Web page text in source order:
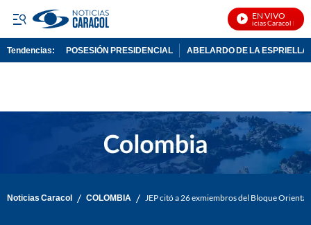
EN VIVO
Noticias Caracol En
Tendencias: POSESIÓN PRESIDENCIAL ABELARDO DE LA ESPRIELLA
Noticias Caracol / COLOMBIA / JEP citó a 26 exmiembros del Bloque